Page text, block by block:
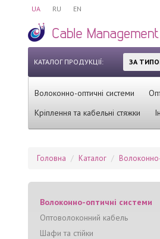
UA RU EN
КАТАЛОГ ПРОДУКЦІЇ: ЗА
Волоконно-оптичні системи
Кріплення та кабельні стяжки
Головна Каталог
Волоконно-оптичні системи
Оптоволоконний кабель
Шафи та стійки